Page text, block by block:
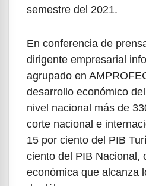
semestre del 2021.
En conferencia de
dirigente empresarial
agrupado en
desarrollo económico
nivel nacional más de
corte nacional e
15 por ciento del PIB
ciento del PIB Nacional,
económica que alcanza